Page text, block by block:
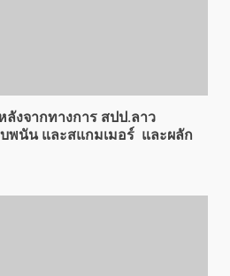
งจากทางการ สปป.ลาว
บพนัน และสแกมเมอร์ และผลัก